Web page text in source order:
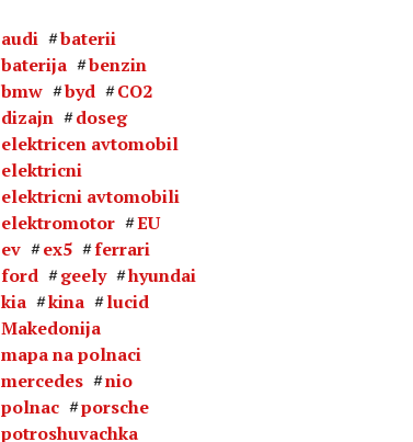
audi
baterii
baterija
benzin
bmw
byd
CO2
dizajn
doseg
elektricen avtomobil
elektricni
elektricni avtomobili
elektromotor
EU
ev
ex5
ferrari
ford
geely
hyundai
kia
kina
lucid
Makedonija
mapa na polnaci
mercedes
nio
polnac
porsche
potroshuvachka